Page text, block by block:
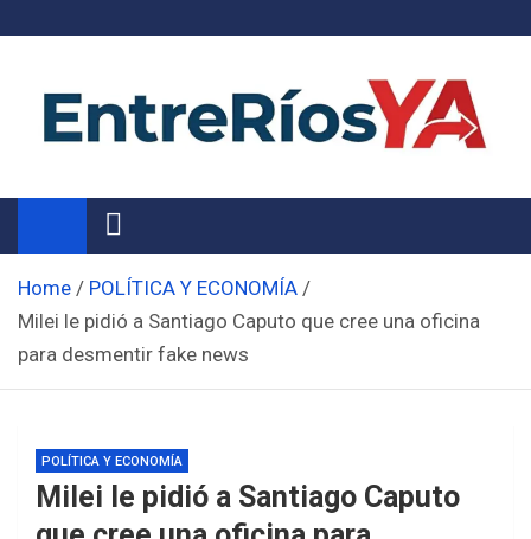
Noticias de Entre Ríos
Información de toda la provincia ahora
Home
POLÍTICA Y ECONOMÍA
Milei le pidió a Santiago Caputo que cree una oficina
para desmentir fake news
POLÍTICA Y ECONOMÍA
Milei le pidió a Santiago Caputo